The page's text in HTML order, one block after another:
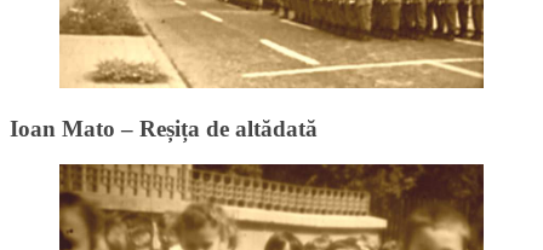
Ioan Mato – Reșița de altădată